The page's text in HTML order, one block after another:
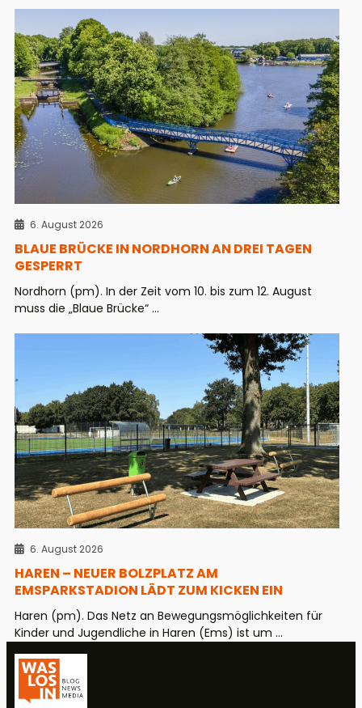
6. August 2026
BLAUE BRÜCKE IN NORDHORN AN DREI TAGEN
GESPERRT
Nordhorn (pm). In der Zeit vom 10. bis zum 12. August
muss die „Blaue Brücke“ ...
6. August 2026
HAREN – NEUER BOLZPLATZ AM
EMSPARKSTADION LÄDT ZUM KICKEN EIN
Haren (pm). Das Netz an Bewegungsmöglichkeiten für
Kinder und Jugendliche in Haren (Ems) ist um ...